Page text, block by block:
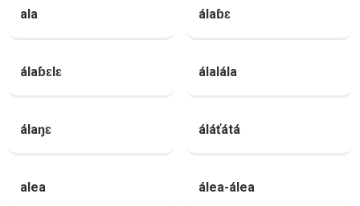
ala álaɓɛ
álaɓɛlɛ álalála
álaŋɛ áláťátá
alea álea-álea